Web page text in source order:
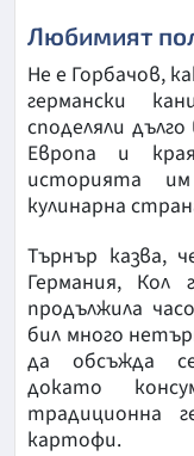
Любимият
Не е Горбачов,
германски
споделяли
Европа и
историята
кулинарна
Търнър казва,
Германия, Кол
продължила
бил много
да обсъжда
докато
традиционна
картофи.